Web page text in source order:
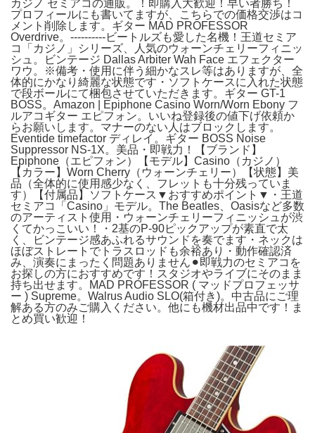
カジノ セミアコの通販。！即購入大歓迎！早い者勝ち！
プロフィールにも書いてますが、こちらでの価格交渉はコ
メント削除します。ギター MAD PROFESSOR
Overdrive。----------ビートルズも愛した名機！王道セミア
コ「カジノ」シリーズ、人気のウォーンチェリーフィニッ
シュ。ビンテージ Dallas Arbiter Wah Face エフェクター
ワウ。※備考・使用に伴う細かなスレ等はありますが、全
体的にかなり綺麗な状態です・ソフトケースに入れた状態
で段ボールにて梱包させていただきます。ギター GT-1
BOSS。Amazon | Epiphone Casino Worn/Worn Ebony フ
ルアコギター エピフォン。いいね登録後の値下げ依頼か
らお願いします。マナーのない人はブロックします。
Eventide timefactor ディレイ。ギター BOSS Noise
Suppressor NS-1X。美品・即戦力！【ブランド】
Epiphone（エピフォン）【モデル】Casino（カジノ）
【カラー】Worn Cherry（ウォーンチェリー）【状態】美
品（全体的に使用感少なく、フレットも十分残っていま
す）【付属品】ソフトケース▼おすすめポイント▼・王道
セミアコ「Casino」モデル。The Beatles、Oasisなど多数
のアーティスト使用・ウォーンチェリーフィニッシュが渋
くてかっこいい！・2基のP-90ピックアップが素直で太
く、ビンテージ感あふれるサウンドを奏でます・ネックは
ほぼストレートでトラスロッドも余裕あり・動作確認済
み、演奏にまったく問題ありません⚫︎即戦力のセミアコを
お探しの方におすすめです！スタジオやライブにそのまま
持ち出せます。MAD PROFESSOR ( マッドプロフェッサ
ー ) Supreme。Walrus Audio SLO(箱付き)。中古品にご理
解ある方のみご購入ください。他にも機材出品中です！ま
とめ買い歓迎！